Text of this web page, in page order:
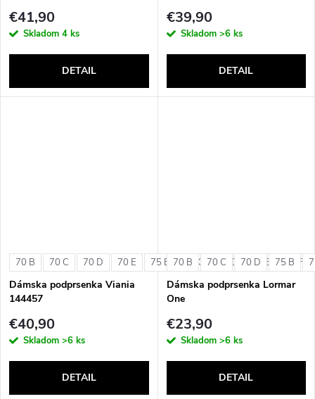
€41,90
Skladom 4 ks
DETAIL
€39,90
Skladom >6 ks
DETAIL
70 B 70 C 70 D 70 E 75 B 75 C 75 D 75 E 75 F
Dámska podprsenka Viania
144457
€40,90
Skladom >6 ks
DETAIL
70 B 70 C 70 D 75 B
Dámska podprsenka Lormar
One
€23,90
Skladom >6 ks
DETAIL